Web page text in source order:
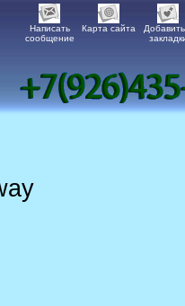
Написать
сообщение
Карта сайта